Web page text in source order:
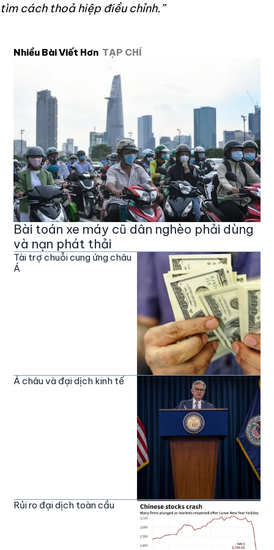
tìm cách thoả hiệp điều chỉnh.”
Nhiều Bài Viết Hơn TẠP CHÍ
Bài toán xe máy cũ dân nghèo phải dùng
và nạn phát thải
Tài trợ chuỗi cung ứng châu
Á
Á châu và đại dịch kinh tế
Rủi ro đại dịch toàn cầu